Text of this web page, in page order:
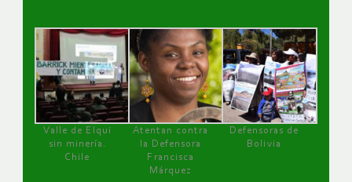
Valle de Elqui
sin minería.
Chile
Atentan contra
la Defensora
Francisca
Márquez
Defensoras de
Bolivia